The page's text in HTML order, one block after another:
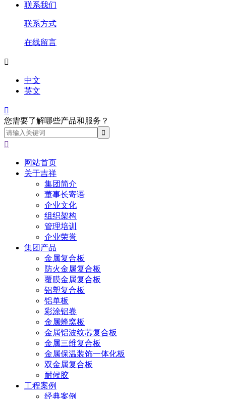
联系我们
联系方式
在线留言

中文
英文

您需要了解哪些产品和服务？

网站首页
关于吉祥
集团简介
董事长寄语
企业文化
组织架构
管理培训
企业荣誉
集团产品
金属复合板
防火金属复合板
覆膜金属复合板
铝塑复合板
铝单板
彩涂铝卷
金属蜂窝板
金属铝波纹芯复合板
金属三维复合板
金属保温装饰一体化板
双金属复合板
耐候胶
工程案例
经典案例